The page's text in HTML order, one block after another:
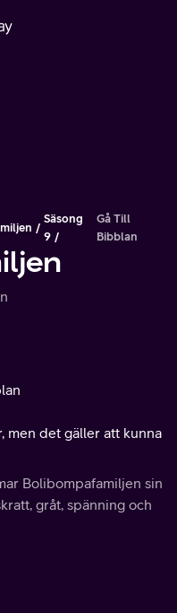
Säsong
9
Gå Till
Bibblan
men det gäller att kunna
Bolibompafamiljen sin
gråt, spänning och